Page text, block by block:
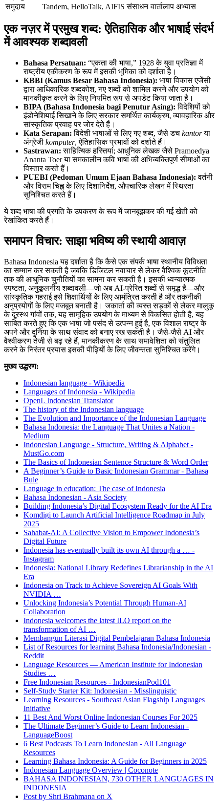
समुदाय
Tandem, HelloTalk, AIFIS संसाधन वार्तालाप अभ्यास
एक नज़र में प्रमुख शब्द: ऐतिहासिक और भाषाई संदर्भ
में आवश्यक शब्दावली
Bahasa Persatuan: “एकता की भाषा,” 1928 के युवा प्रतिज्ञा में
राष्ट्रीय एकीकरण के रूप में इसकी भूमिका को दर्शाता है।
KBBI (Kamus Besar Bahasa Indonesia): भाषा विकास एजेंसी
द्वारा आधिकारिक शब्दकोश, नए शब्दों को शामिल करने और उपयोग को
मानकीकृत करने के लिए नियमित रूप से अपडेट किया जाता है।
BIPA (Bahasa Indonesia bagi Penutur Asing): विदेशियों को
इंडोनेशियाई सिखाने के लिए सरकार समर्थित कार्यक्रम, व्यावहारिक और
सांस्कृतिक प्रवाह पर जोर देते हैं।
Kata Serapan: विदेशी भाषाओं से लिए गए शब्द, जैसे डच kantorया
अंग्रेजी komputer, ऐतिहासिक प्रभावों को दर्शाते हैं।
Sastrawan: साहित्यिक हस्तियां; आधुनिक लेखक जैसे Pramoedya
Ananta Toer या समकालीन कवि भाषा की अभिव्यक्तिपूर्ण सीमाओं का
विस्तार करते हैं।
PUEBI (Pedoman Umum Ejaan Bahasa Indonesia): वर्तनी
और विराम चिह्न के लिए दिशानिर्देश, औपचारिक लेखन में स्थिरता
सुनिश्चित करते हैं।
ये शब्द भाषा की प्रगति के उपकरण के रूप में जानबूझकर की गई खेती को
रेखांकित करते हैं।
समापन विचार: साझा भविष्य की स्थायी आवाज़
Bahasa Indonesia यह दर्शाता है कि कैसे एक संपर्क भाषा स्थानीय विविधता
का सम्मान कर सकती है जबकि डिजिटल नवाचार से लेकर वैश्विक कूटनीति
तक की आधुनिक चुनौतियों का सामना कर सकती है। इसकी ध्वन्यात्मक
स्पष्टता, अनुकूलनीय शब्दावली—जो अब AI-प्रेरित शब्दों से समृद्ध है—और
सांस्कृतिक गहराई इसे शिक्षार्थियों के लिए आमंत्रित करती है और तकनीकी
अनुप्रयोगों के लिए मजबूत बनाती है। जकार्ता की व्यस्त सड़कों से लेकर मालुकू
के दूरस्थ गांवों तक, यह सामूहिक उपयोग के माध्यम से विकसित होती है, यह
साबित करते हुए कि एक भाषा जो पसंद से उत्पन्न हुई है, एक विशाल राष्ट्र के
अपने और दुनिया के साथ संवाद को बनाए रख सकती है। जैसे-जैसे AI और
वैश्वीकरण तेजी से बढ़ रहे हैं, मानकीकरण के साथ समावेशिता को संतुलित
करने के निरंतर प्रयास इसकी पीढ़ियों के लिए जीवन्तता सुनिश्चित करेंगे।
मुख्य उद्धरण:
Indonesian language - Wikipedia
Languages of Indonesia - Wikipedia
OpenL Indonesian Translator
The history of the Indonesian language
The Evolution and Importance of the Indonesian Language
Bahasa Indonesia: the Language That Unites a Nation -
Medium
Indonesian Language - Structure, Writing & Alphabet -
MustGo.com
The Basics of Indonesian Sentence Structure & Word Order
A Beginner’s Guide to Basic Indonesian Grammar - Bahasa
Bule
Language in education: The case of Indonesia
Bahasa Indonesian - Asia Society
Building Indonesia’s Digital Ecosystem Ready for the AI Era
Komdigi to Launch Artificial Intelligence Roadmap in July
2025
Sahabat-AI: A Collective Vision to Empower Indonesia’s
Digital Future
Indonesia has eventually built its own AI through a … -
Instagram
Indonesia: National Library Redefines Librarianship in the AI
Era
Indonesia on Track to Achieve Sovereign AI Goals With
NVIDIA …
Unlocking Indonesia’s Potential Through Human-AI
Collaboration
Indonesia welcomes the latest ILO report on the
transformation of AI …
Membangun Literasi Digital Pembelajaran Bahasa Indonesia
List of Resources for learning Bahasa Indonesia/Indonesian -
Reddit
Language Resources — American Institute for Indonesian
Studies …
Free Indonesian Resources - IndonesianPod101
Self-Study Starter Kit: Indonesian - Misslinguistic
Learning Resources - Southeast Asian Flagship Languages
Initiative
11 Best And Worst Online Indonesian Courses For 2025
The Ultimate Beginner’s Guide to Learn Indonesian -
LanguageBoost
6 Best Podcasts To Learn Indonesian - All Language
Resources
Learning Bahasa Indonesia: A Guide for Beginners in 2025
Indonesian Language Overview | Coconote
BAHASA INDONESIAN, 730 OTHER LANGUAGES IN
INDONESIA
Post by Shri Brahmana on X